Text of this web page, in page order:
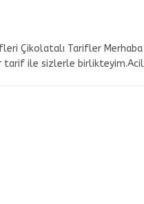
Çikolatalı Tarifler
tarif ile sizlerle